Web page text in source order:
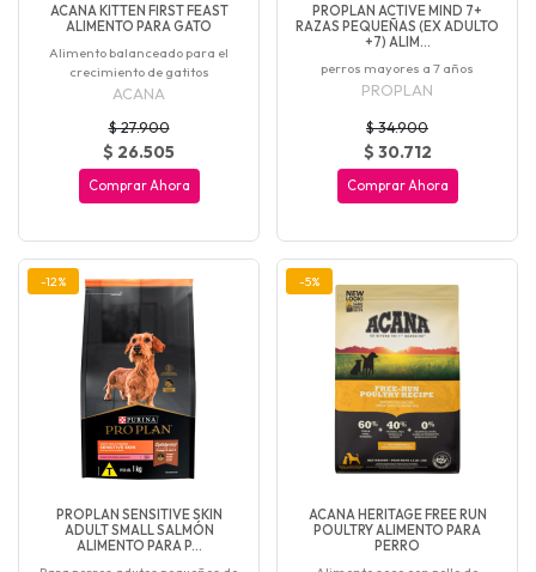
ACANA KITTEN FIRST FEAST
ALIMENTO PARA GATO
Alimento balanceado para el
crecimiento de gatitos
ACANA
$ 27.900
$ 26.505
Comprar Ahora
PROPLAN ACTIVE MIND 7+
RAZAS PEQUEÑAS (EX ADULTO
+7) ALIM...
perros mayores a 7 años
PROPLAN
$ 34.900
$ 30.712
Comprar Ahora
-12%
PROPLAN SENSITIVE SKIN
ADULT SMALL SALMÓN
ALIMENTO PARA P...
-5%
ACANA HERITAGE FREE RUN
POULTRY ALIMENTO PARA
PERRO